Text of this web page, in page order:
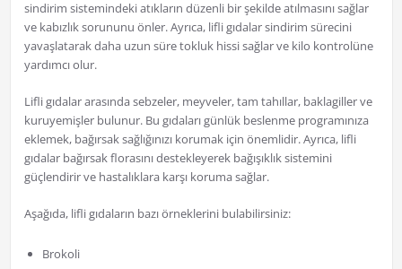
sindirim sistemindeki atıkların düzenli bir şekilde atılmasını sağlar
ve kabızlık sorununu önler. Ayrıca, lifli gıdalar sindirim sürecini
yavaşlatarak daha uzun süre tokluk hissi sağlar ve kilo kontrolüne
yardımcı olur.
Lifli gıdalar arasında sebzeler, meyveler, tam tahıllar, baklagiller ve
kuruyemişler bulunur. Bu gıdaları günlük beslenme programınıza
eklemek, bağırsak sağlığınızı korumak için önemlidir. Ayrıca, lifli
gıdalar bağırsak florasını destekleyerek bağışıklık sistemini
güçlendirir ve hastalıklara karşı koruma sağlar.
Aşağıda, lifli gıdaların bazı örneklerini bulabilirsiniz:
Brokoli